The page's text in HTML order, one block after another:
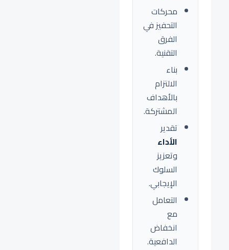
محركات
التحفيز في
الفرق
التقنية.
بناء
الالتزام
بالأهداف
المشتركة.
تقدير
الأداء
وتعزيز
السلوك
الإيجابي.
التعامل
مع
انخفاض
الدافعية.